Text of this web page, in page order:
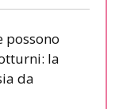
possono
la
da